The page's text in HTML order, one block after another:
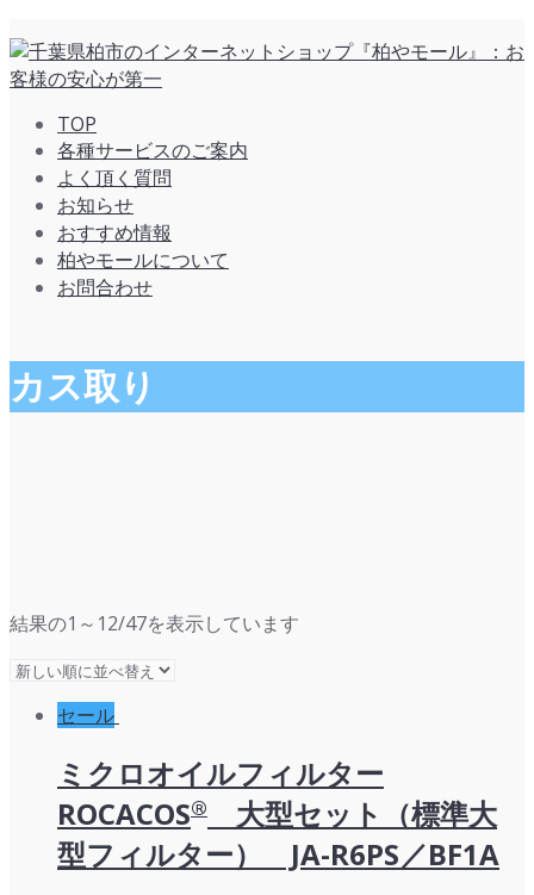
TOP
各種サービスのご案内
よく頂く質問
お知らせ
おすすめ情報
柏やモールについて
お問合わせ
カス取り
結果の1～12/47を表示しています
セール
ミクロオイルフィルター
ROCACOS®
大型セット（標準大
型フィルター） JA-R6PS／BF1A